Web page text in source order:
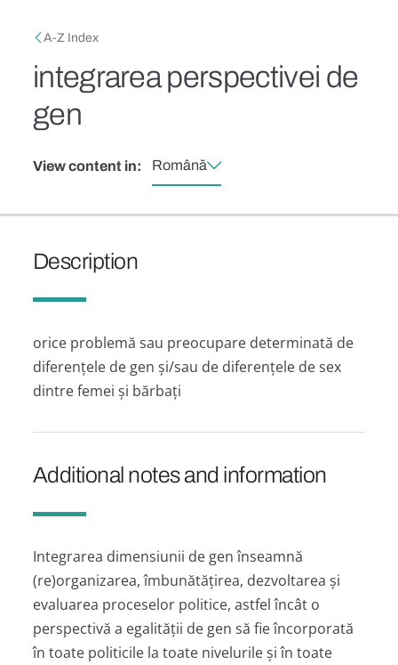
Breadcrumb
A-Z Index
integrarea perspectivei de
gen
View content in: Română
Description
orice problemă sau preocupare determinată de
diferențele de gen și/sau de diferențele de sex
dintre femei și bărbați
Additional notes and information
Integrarea dimensiunii de gen înseamnă
(re)organizarea, îmbunătățirea, dezvoltarea și
evaluarea proceselor politice, astfel încât o
perspectivă a egalității de gen să fie încorporată
în toate politicile la toate nivelurile și în toate